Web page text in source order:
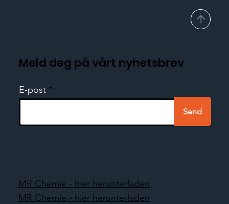
Meld deg på vårt nyhetsbrev
E-post
Send
MR Chemie - hier herunterladen
MR Chemie - hier herunterladen